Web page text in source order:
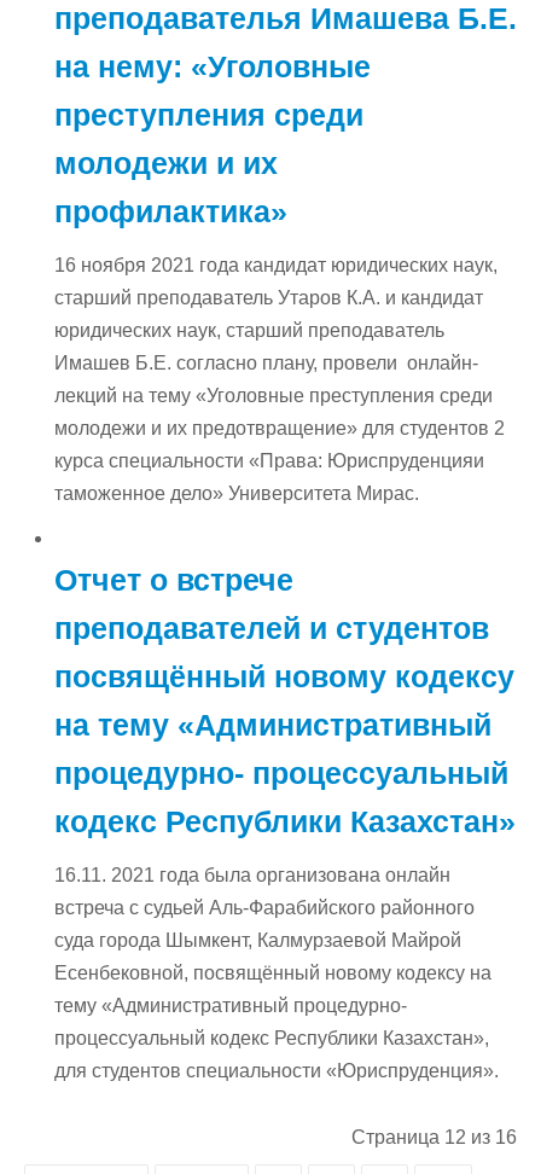
преподавателья Имашева Б.Е.
на нему: «Уголовные
преступления среди
молодежи и их
профилактика»
16 ноября 2021 года кандидат юридических наук,
старший преподаватель Утаров К.А. и кандидат
юридических наук, старший преподаватель
Имашев Б.Е. согласно плану, провели онлайн-
лекций на тему «Уголовные преступления среди
молодежи и их предотвращение» для студентов 2
курса специальности «Права: Юриспруденцияи
таможенное дело» Университета Мирас.
Отчет о встрече
преподавателей и студентов
посвящённый новому кодексу
на тему «Административный
процедурно- процессуальный
кодекс Республики Казахстан»
16.11. 2021 года была организована онлайн
встреча с судьей Аль-Фарабийского районного
суда города Шымкент, Калмурзаевой Майрой
Есенбековной, посвящённый новому кодексу на
тему «Административный процедурно-
процессуальный кодекс Республики Казахстан»,
для студентов специальности «Юриспруденция».
Страница 12 из 16